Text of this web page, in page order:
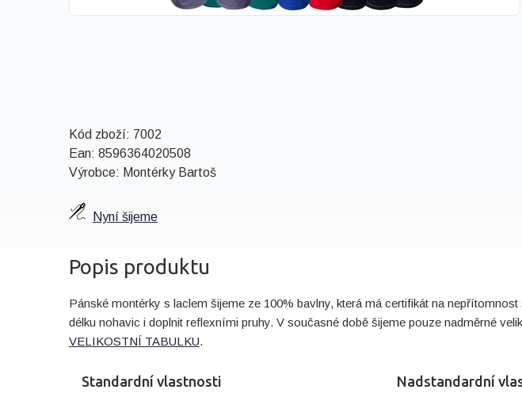
Kód zboží: 7002
Ean: 8596364020508
Výrobce: Montérky Bartoš
Nyní šijeme
Popis produktu
Pánské montérky s laclem šijeme ze 100% bavlny, která má certifikát na
délku nohavic i doplnit reflexními pruhy. V současné době šijeme pouze nadměrné
VELIKOSTNÍ TABULKU.
Standardní vlastnosti Nadstandardní